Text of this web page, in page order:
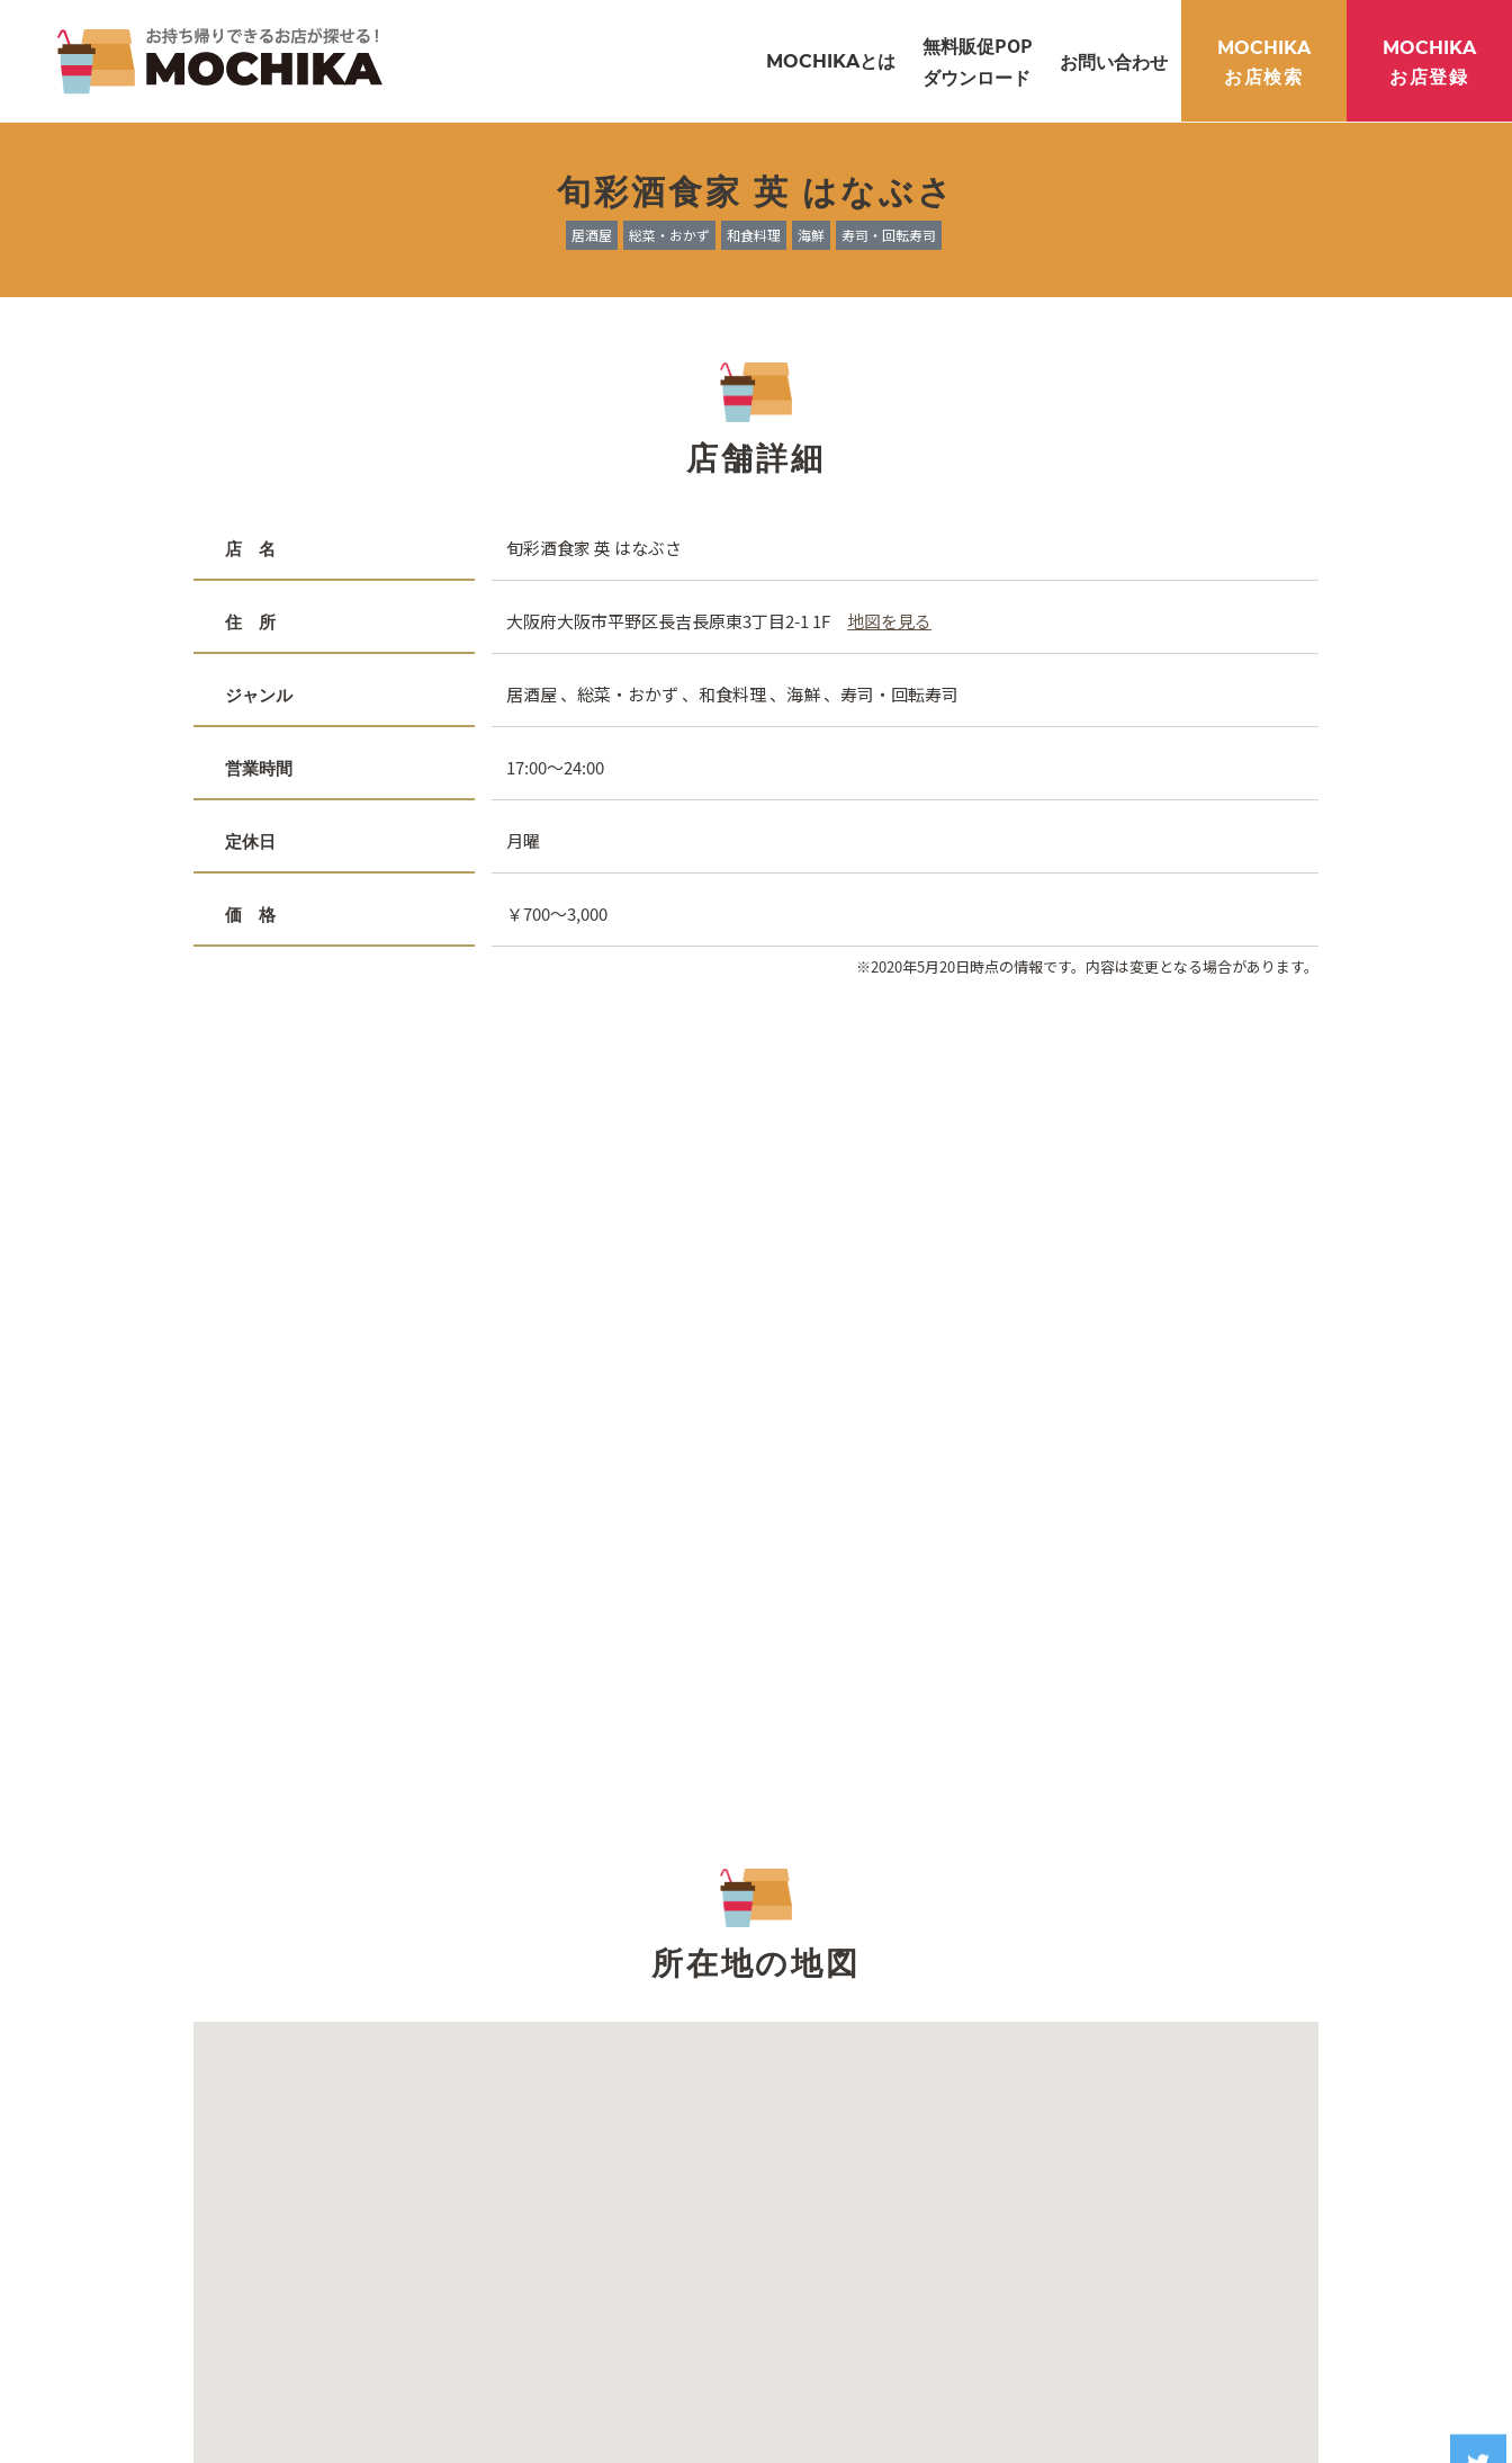
MOCHIKAとは
無料販促POP
ダウンロード
お問い合わせ MOCHIKA
お店検索
MOCHIKA
お店登録
旬彩酒食家 英 はなぶさ
居酒屋 総菜・おかず 和食料理 海鮮 寿司・回転寿司
店舗詳細
店 名 旬彩酒食家 英 はなぶさ
住 所 大阪府大阪市平野区長吉長原東3丁目2-1 1F 地図を見る
ジャンル 居酒屋 、総菜・おかず 、和食料理 、海鮮 、寿司・回転寿司
営業時間 17:00～24:00
定休日 月曜
価 格 ￥700〜3,000
※2020年5月20日時点の情報です。内容は変更となる場合があります。
所在地の地図